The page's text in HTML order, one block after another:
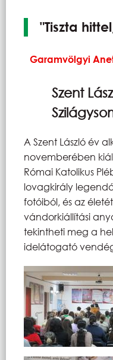
"Tiszta
Garamvölgyi
Szent
A Szent László év
novemberében
Római Katolikus
lovagkirály
fotóiból, és az
vándorkiállítási
tekintheti meg a
idelátogató